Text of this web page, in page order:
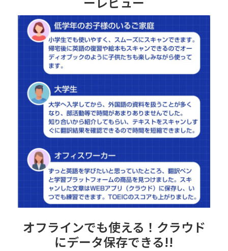
オフラインでも使える！クラウド
にデータ保存できる!!